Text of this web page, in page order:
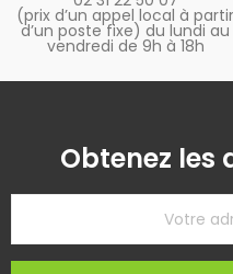
(prix d’un appel local à partir
d’un poste fixe) du lundi au
vendredi de 9h à 18h
Obtenez les